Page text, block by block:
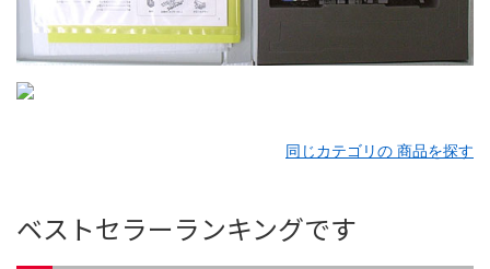
同じカテゴリの 商品を探す
ベストセラーランキングです